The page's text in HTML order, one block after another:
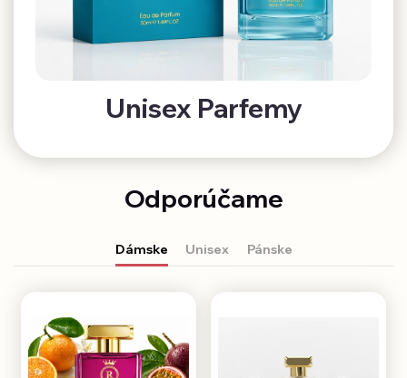
Unisex Parfemy
Odporúčame
Dámske Unisex Pánske